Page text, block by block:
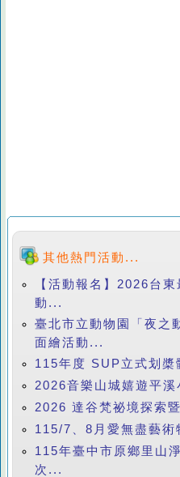
其他熱門活動...
【活動報名】2026台
動...
臺北市立動物園「夜之
面繪活動...
115年度 SUP立式划
2026音樂山城嬉遊平
2026 達谷梵祕境探索
115/7、8月愛無盡藝
115年臺中市原鄉里山
次...